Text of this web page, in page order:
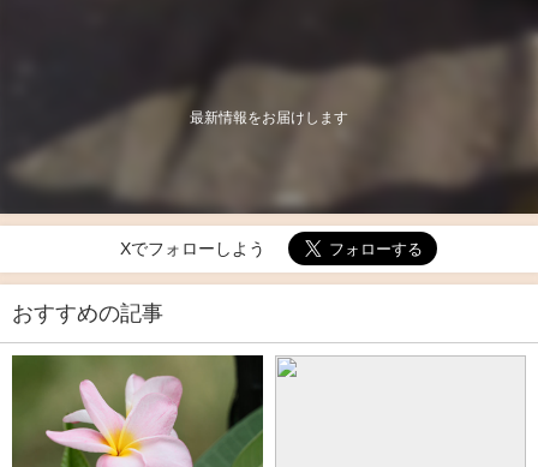
最新情報をお届けします
Xでフォローしよう
おすすめの記事